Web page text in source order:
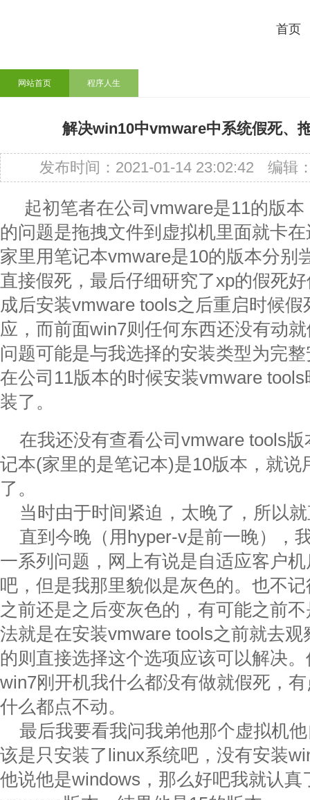
首页
网站首页 程序人生
解决win10中vmware中系统假死、
发布时间：2021-01-14 23:02:42 编辑
起初笔者在公司vmware是11的版
的问题是拖拽文件到虚拟机里面就卡
家里用笔记本vmware是10的版本分别
直接假死，最后仔细研究了xp的假死
成后安装vmware tools之后重启时候
应，而前面win7则任何东西还没有动
问题可能是与我选择的安装类型为完
在公司11版本的时候安装vmware
装了。
在我还没有查看公司vmware tools
记本(家里的是笔记本)是10版本，就说
了。
当时由于时间紧迫，太晚了，所以
直到今晚（用hyper-v是前一晚），
一系列问题，网上有说是自适应客户
吧，但是我那里貌似是灰色的。也不
之前还是之后变灰色的，有可能之前
法就是在安装vmware tools之前就去
的则直接选择这个选项应该可以解决
win7刚开机我什么都没有做就假死，
什么都点不动。
最后我要看我问我弟他那个虚拟机
该是只安装了linux系统吧，没有安装
他说他是windows，那么好吧我就认真